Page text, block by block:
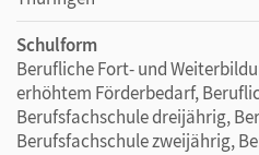
Schulform
Berufliche Fort- und
erhöhtem Förderbedarf,
Berufsfachschule dreijährig,
Berufsfachschule zweijährig,